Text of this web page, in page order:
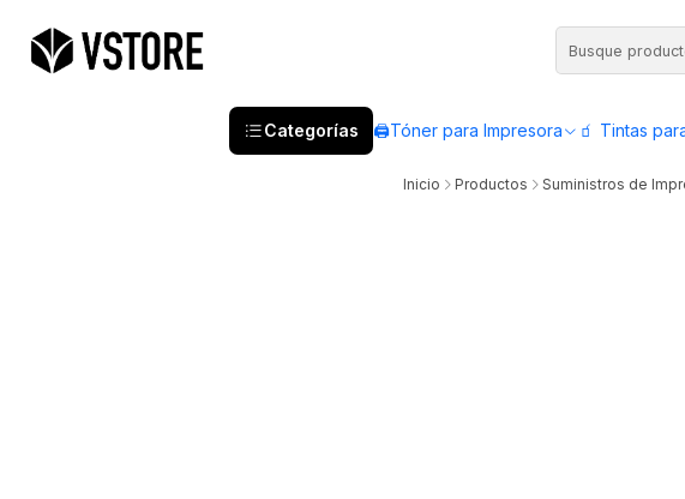
Categorías 🖨️Tóner para Impresora 🧃 Tintas
Compra antes de
Inicio Productos Suministros de